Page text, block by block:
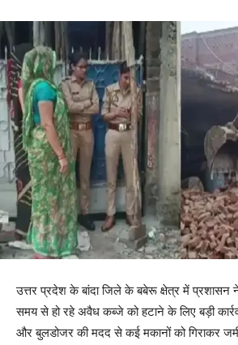
उत्तर प्रदेश के बांदा जिले के बबेरू क्षेत्र में प्रशासन
समय से हो रहे अवैध कब्जे को हटाने के लिए बड़ी
और बुलडोजर की मदद से कई मकानों को गिराकर